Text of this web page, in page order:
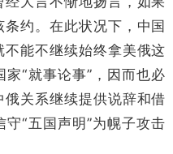
约。在此状况下，中国
能不继续始终拿美俄这
“就事论事”，因而也必
关系继续提供说辞和借
“五国声明”为幌子攻击